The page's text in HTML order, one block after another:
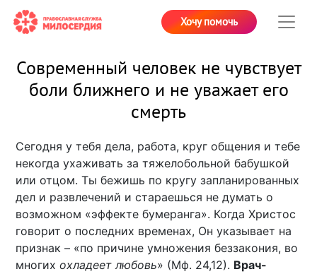
Хочу помочь
Современный человек не чувствует
боли ближнего и не уважает его
смерть
Сегодня у тебя дела, работа, круг общения и тебе
некогда ухаживать за тяжелобольной бабушкой
или отцом. Ты бежишь по кругу запланированных
дел и развлечений и стараешься не думать о
возможном «эффекте бумеранга». Когда Христос
говорит о последних временах, Он указывает на
признак – «по причине умножения беззакония, во
многихохладеет любовь» (Мф. 24,12). Врач-